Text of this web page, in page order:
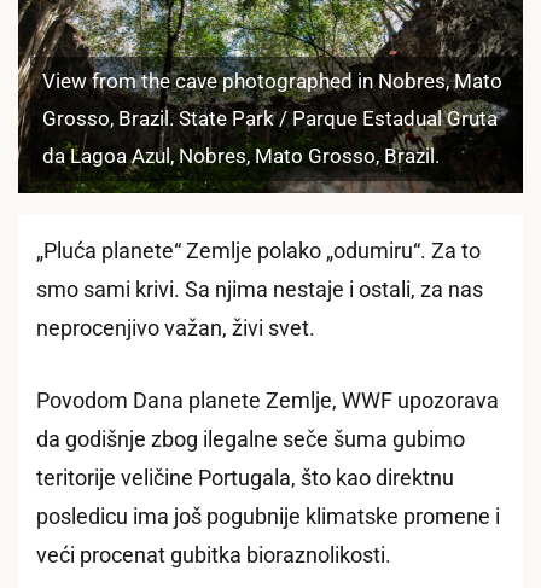
View from the cave photographed in Nobres, Mato
Grosso, Brazil. State Park / Parque Estadual Gruta
da Lagoa Azul, Nobres, Mato Grosso, Brazil.
„Pluća planete“ Zemlje polako „odumiru“. Za to
smo sami krivi. Sa njima nestaje i ostali, za nas
neprocenjivo važan, živi svet.
Povodom Dana planete Zemlje, WWF upozorava
da godišnje zbog ilegalne seče šuma gubimo
teritorije veličine Portugala, što kao direktnu
posledicu ima još pogubnije klimatske promene i
veći procenat gubitka bioraznolikosti.